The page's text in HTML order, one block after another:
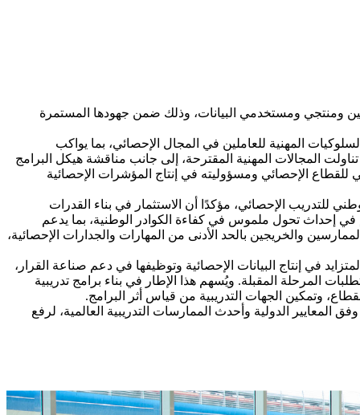
ومنتجي ومستخدمي البيانات، وذلك ضمن جهودها المستمرة
المهنية للعاملين في المجال الإحصائي، بما يواكب
تناولت المجالات المهنية المقترحة، إلى جانب مناقشة هيكل البرامج
للقطاع الإحصائي ومسؤوليته في إنتاج المؤشرات الإحصائية
للتدريب الإحصائي، مؤكدًا أن الاستثمار في بناء القدرات
في إحداث تحول ملموس في كفاءة الكوادر الوطنية، بما يدعم
والخريجين بالحد الأدنى من المهارات والجدارات الإحصائية،
في إنتاج البيانات الإحصائية وتوظيفها في دعم صناعة القرار،
المرحلة المقبلة. ويُسهم هذا الإطار في بناء برامج تدريبية
وتمكين الجهات التدريبية من قياس أثر البرامج.
المعايير الدولية وأحدث الممارسات التدريبية العالمية، لرفع